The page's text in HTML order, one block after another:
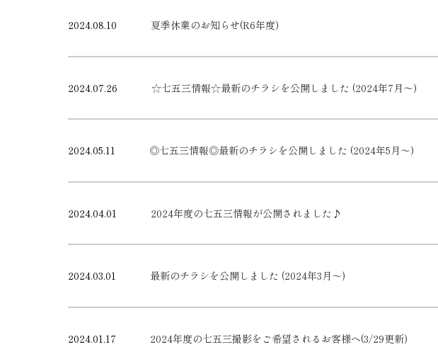
2024.08.10 夏季休業のお知らせ(R6年度)
2024.07.26 ☆七五三情報☆最新のチラシを公開しました (2024年7月～)
2024.05.11 ◎七五三情報◎最新のチラシを公開しました (2024年5月～)
2024.04.01 2024年度の七五三情報が公開されました♪
2024.03.01 最新のチラシを公開しました (2024年3月～)
2024.01.17 2024年度の七五三撮影をご希望されるお客様へ(3/29更新)